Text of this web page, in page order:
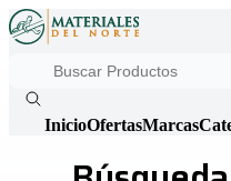
InicioOfertasMarcas